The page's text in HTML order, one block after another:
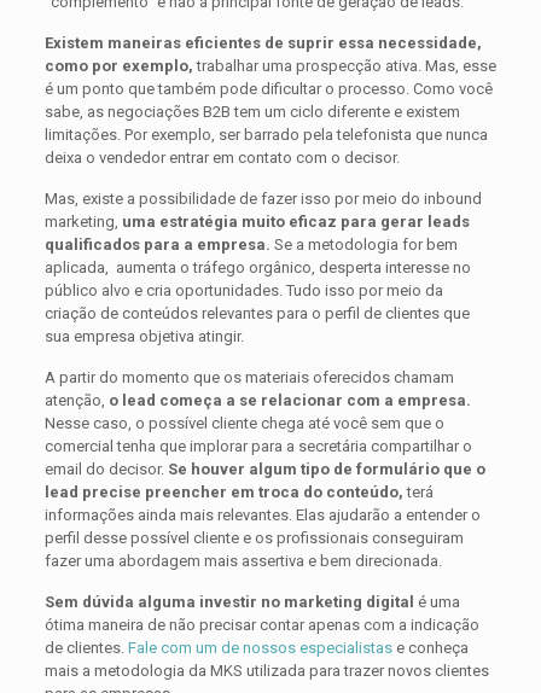
Existem maneiras eficientes de suprir essa necessidade,
como por exemplo,trabalhar uma prospecção ativa. Mas, esse
é um ponto que também pode dificultar o processo. Como você
sabe, as negociações B2B tem um ciclo diferente e existem
limitações. Por exemplo, ser barrado pela telefonista que nunca
deixa o vendedor entrar em contato com o decisor.
Mas, existe a possibilidade de fazer isso por meio do inbound
marketing, uma estratégia muito eficaz para gerar leads
qualificados para a empresa. Se a metodologia for bem
aplicada, aumenta o tráfego orgânico, desperta interesse no
público alvo e cria oportunidades. Tudo isso por meio da
criação de conteúdos relevantes para o perfil de clientes que
sua empresa objetiva atingir.
A partir do momento que os materiais oferecidos chamam
atenção, o lead começa a se relacionar com a empresa.
Nesse caso, o possível cliente chega até você sem que o
comercial tenha que implorar para a secretária compartilhar o
email do decisor. Se houver algum tipo de formulário que o
lead precise preencher em troca do conteúdo, terá
informações ainda mais relevantes. Elas ajudarão a entender o
perfil desse possível cliente e os profissionais conseguiram
fazer uma abordagem mais assertiva e bem direcionada.
Sem dúvida alguma investir no marketing digital é uma
ótima maneira de não precisar contar apenas com a indicação
de clientes. Fale com um de nossos especialistas e conheça
mais a metodologia da MKS utilizada para trazer novos clientes